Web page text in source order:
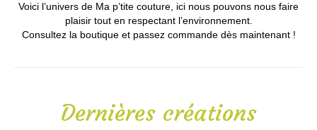
Voici l’univers de Ma p’tite couture, ici nous pouvons nous faire
plaisir tout en respectant l’environnement.
Consultez la boutique et passez commande dès maintenant !
Dernières créations